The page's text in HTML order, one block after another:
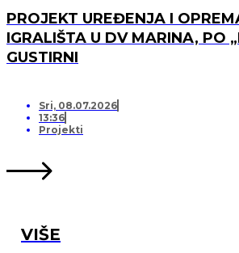
PROJEKT UREĐENJA I
IGRALIŠTA U DV MARINA, PO
GUSTIRNI
Sri, 08.07.2026
13:36
Projekti
VIŠE